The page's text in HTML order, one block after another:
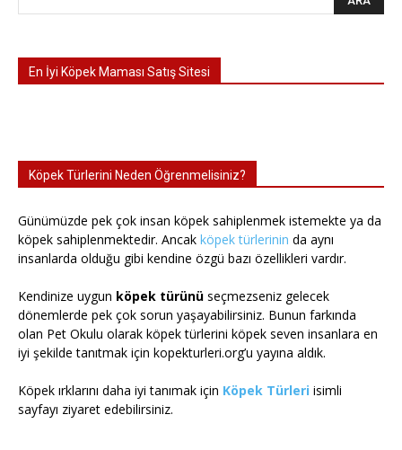
En İyi Köpek Maması Satış Sitesi
Köpek Türlerini Neden Öğrenmelisiniz?
Günümüzde pek çok insan köpek sahiplenmek istemekte ya da
köpek sahiplenmektedir. Ancak köpek türlerinin da aynı
insanlarda olduğu gibi kendine özgü bazı özellikleri vardır.
Kendinize uygun köpek türünü seçmezseniz gelecek
dönemlerde pek çok sorun yaşayabilirsiniz. Bunun farkında
olan Pet Okulu olarak köpek türlerini köpek seven insanlara en
iyi şekilde tanıtmak için kopekturleri.org’u yayına aldık.
Köpek ırklarını daha iyi tanımak için Köpek Türleri isimli
sayfayı ziyaret edebilirsiniz.